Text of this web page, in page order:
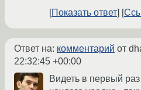
Показать ответ
Ответ на: комментарий от
22:32:45 +00:00
Видеть в первый